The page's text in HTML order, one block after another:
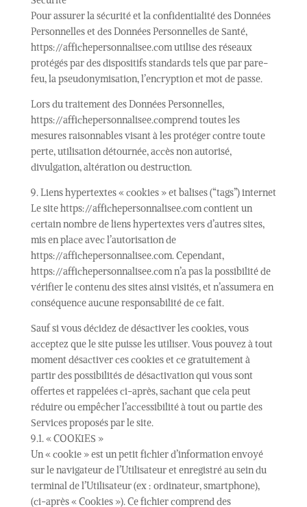
Pour assurer la sécurité et la confidentialité des Données
Personnelles et des Données Personnelles de Santé,
https://affichepersonnalisee.com utilise des réseaux
protégés par des dispositifs standards tels que par pare-
feu, la pseudonymisation, l’encryption et mot de passe.
Lors du traitement des Données Personnelles,
https://affichepersonnalisee.comprend toutes les
mesures raisonnables visant à les protéger contre toute
perte, utilisation détournée, accès non autorisé,
divulgation, altération ou destruction.
9. Liens hypertextes « cookies » et balises (“tags”) internet
Le site https://affichepersonnalisee.com contient un
certain nombre de liens hypertextes vers d’autres sites,
mis en place avec l’autorisation de
https://affichepersonnalisee.com. Cependant,
https://affichepersonnalisee.com n’a pas la possibilité de
vérifier le contenu des sites ainsi visités, et n’assumera en
conséquence aucune responsabilité de ce fait.
Sauf si vous décidez de désactiver les cookies, vous
acceptez que le site puisse les utiliser. Vous pouvez à tout
moment désactiver ces cookies et ce gratuitement à
partir des possibilités de désactivation qui vous sont
offertes et rappelées ci-après, sachant que cela peut
réduire ou empêcher l’accessibilité à tout ou partie des
Services proposés par le site.
9.1. « COOKIES »
Un « cookie » est un petit fichier d’information envoyé
sur le navigateur de l’Utilisateur et enregistré au sein du
terminal de l’Utilisateur (ex : ordinateur, smartphone),
(ci-après « Cookies »). Ce fichier comprend des